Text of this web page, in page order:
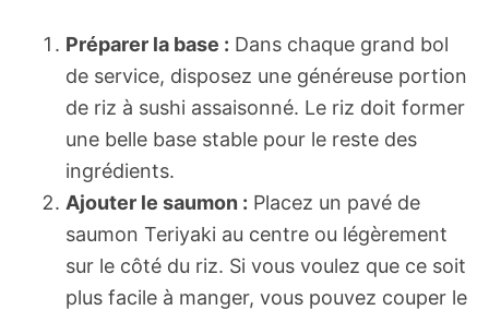
Préparer la base : Dans chaque grand bol
de service, disposez une généreuse portion
de riz à sushi assaisonné. Le riz doit former
une belle base stable pour le reste des
ingrédients.
Ajouter le saumon : Placez un pavé de
saumon Teriyaki au centre ou légèrement
sur le côté du riz. Si vous voulez que ce soit
plus facile à manger, vous pouvez couper le